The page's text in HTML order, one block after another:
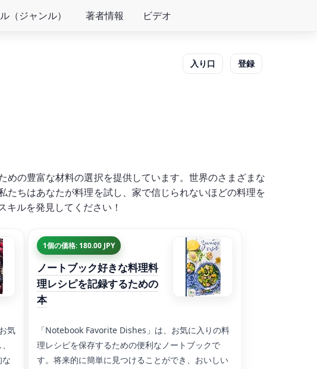
（ジャンル） 著者情報 ビデオ
入り口 登録
の豊富な材料の選択を提供しています。世界のさまざまな
ちはあなたが料理を試し、家で信じられないほどの料理を
ルを発見してください！
気
1個の価格: 180.00 JPY
ノートブック好きな料理料
理レシピを記録するための
本
「Notebook Favorite Dishes」は、お気に入りの料
理レシピを保存するための便利なノートブックで
す。将来的に簡単に見つけることができ、おいしい